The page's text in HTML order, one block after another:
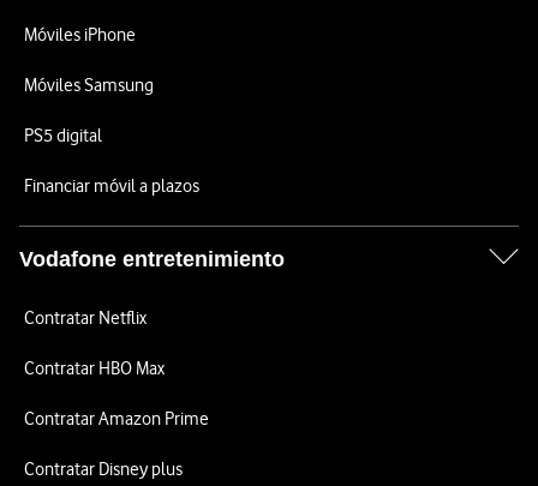
Móviles iPhone
Móviles Samsung
PS5 digital
Financiar móvil a plazos
Vodafone entretenimiento
Contratar Netflix
Contratar HBO Max
Contratar Amazon Prime
Contratar Disney plus